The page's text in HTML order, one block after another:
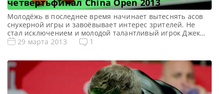
четвертьфинал China Open 2013
Молодёжь в последнее время начинает вытеснять асов
снукерной игры и завоёвывает интерес зрителей. Не
стал исключением и молодой талантливый игрок Джек
Лисовски. Джек, выступая на предпоследнем
рейтингового турнира. Для молодого 21-летнего игрока,
это без всякого сомнения выдающийся результат,
достаточно […]
29 марта 2013 1